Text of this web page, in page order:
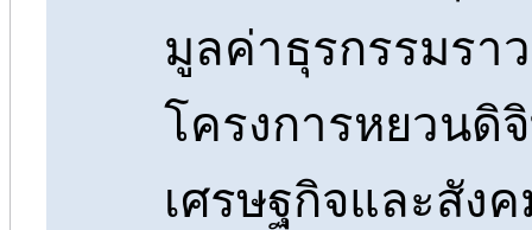
มูลค่าธุรกรรมรา
โครงการหยวนดิ
เศรษฐกิจและสัง